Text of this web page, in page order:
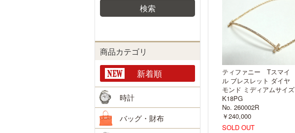
ティファニー Tスマイ
ル ブレスレット ダイヤ
モンド ミディアムサイズ
K18PG
No. 260002R
￥240,000
SOLD OUT
検索
商品カテゴリ
新着順
時計
バッグ・財布